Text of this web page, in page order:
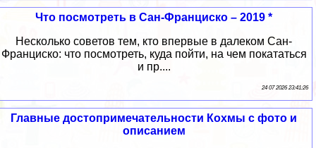
Что посмотреть в Сан-Франциско – 2019 *
Несколько советов тем, кто впервые в далеком Сан-
Франциско: что посмотреть, куда пойти, на чем покататься
и пр....
24 07 2026 23:41:26
Главные достопримечательности Кохмы с фото и
описанием